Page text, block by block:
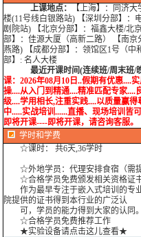
上课地点：
【上海】：同济
楼(11号线白银路站) 【深圳分部】：
剧院站) 【北京分部】：福鑫大楼/北
部】：佳源大厦（高新二路） 【南京
燕路) 【成都分部】：领馆区1号（中
部】: 名人大楼
最近开课时间(连续班/周末班/
课：2026年08月10日..假期有优惠....
操....从入门到精通....精准匹配专家....
级....学用相长,注重实践....以质量赢
中.....实战培训......直播、现场培训皆
即将开课----即将开课，请咨询客服。
学时和学费
☆课时： 共6天,36学时
☆外地学员：代理安排食宿（需
☆合格学员免费颁发相关资格证书
作为最早专注于嵌入式培训的专
院提供的证书得到本行业的广泛认
可，学员的能力得到大家的认同
☆合格学员免费推荐工作
★实验设备请点击这儿查看★